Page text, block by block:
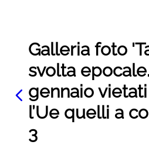
Galleria foto
svolta
gennaio
l’Ue quelli a
3